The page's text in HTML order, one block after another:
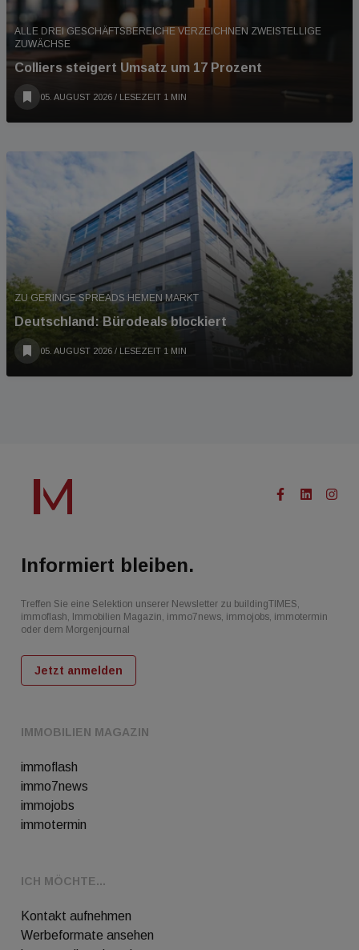
ALLE DREI GESCHÄFTSBEREICHE VERZEICHNEN ZWEISTELLIGE
ZUWÄCHSE
Colliers steigert Umsatz um 17 Prozent
05. AUGUST 2026 / LESEZEIT 1 MIN
ZU GERINGE SPREADS HEMEN MARKT
Deutschland: Bürodeals blockiert
05. AUGUST 2026 / LESEZEIT 1 MIN
IMMOBILIEN MAGAZIN
immoflash
immo7news
immojobs
immotermin
ICH MÖCHTE...
Kontakt aufnehmen
Werbeformate ansehen
Informiert bleiben.
Treffen Sie eine Selektion unserer Newsletter zu buildingTIMES,
immoflash, Immobilien Magazin, immo7news, immojobs, immotermin
oder dem Morgenjournal
Jetzt anmelden